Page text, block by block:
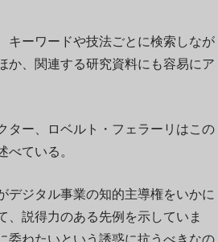
キーワードや技法ごとに検索しなが
か、関連する研究資料にも容易にア
ター、ロベルト・フェラーリはこの
ている。
デジタル事業の知的主導権をいかに
説得力のある先例を示していま
委ねたいという誘惑に抗うべきなの